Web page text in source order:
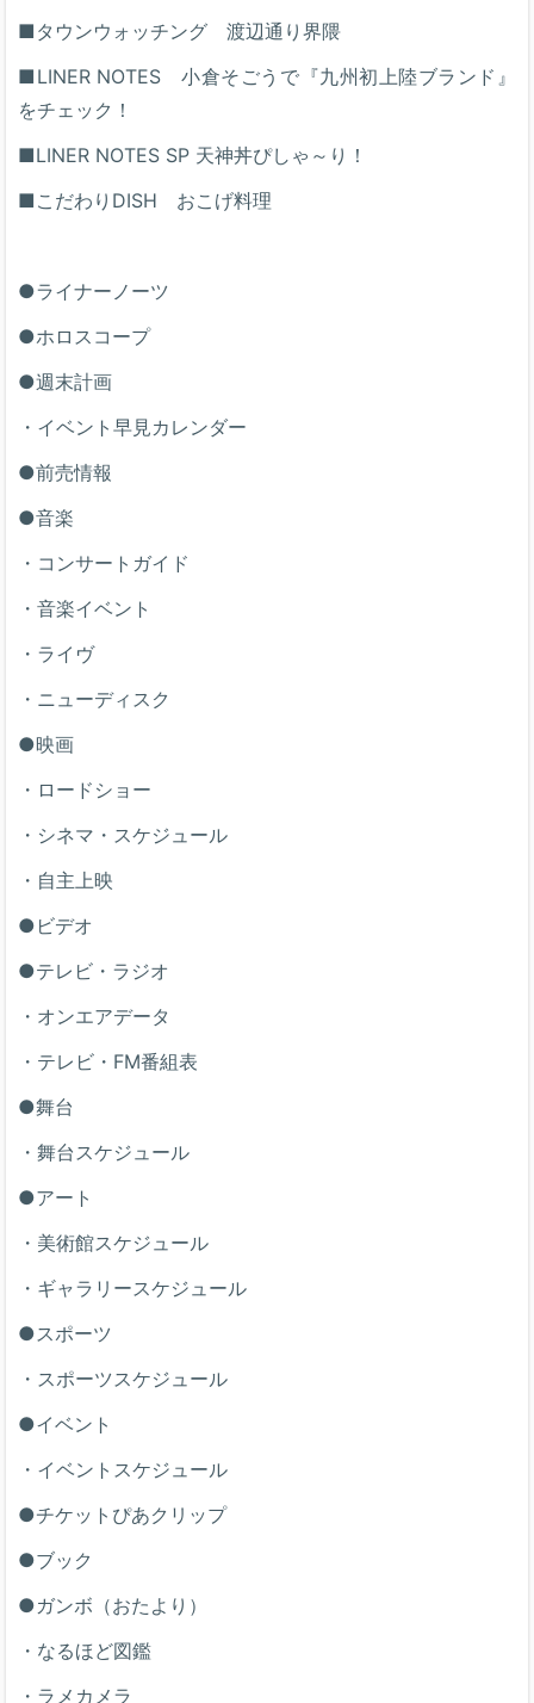
■タウンウォッチング 渡辺通り界隈
■LINER NOTES 小倉そごうで『九州初上陸ブランド』
をチェック！
■LINER NOTES SP 天神丼ぴしゃ～り！
■こだわりDISH おこげ料理
●ライナーノーツ
●ホロスコープ
●週末計画
・イベント早見カレンダー
●前売情報
●音楽
・コンサートガイド
・音楽イベント
・ライヴ
・ニューディスク
●映画
・ロードショー
・シネマ・スケジュール
・自主上映
●ビデオ
●テレビ・ラジオ
・オンエアデータ
・テレビ・FM番組表
●舞台
・舞台スケジュール
●アート
・美術館スケジュール
・ギャラリースケジュール
●スポーツ
・スポーツスケジュール
●イベント
・イベントスケジュール
●チケットぴあクリップ
●ブック
●ガンボ（おたより）
・なるほど図鑑
・ラメカメラ